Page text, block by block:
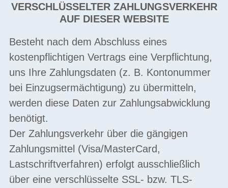
VERSCHLÜSSELTER ZAHLUNGSVERKEHR
AUF DIESER WEBSITE
Besteht nach dem Abschluss eines
kostenpflichtigen Vertrags eine Verpflichtung,
uns Ihre Zahlungsdaten (z. B. Kontonummer
bei Einzugsermächtigung) zu übermitteln,
werden diese Daten zur Zahlungsabwicklung
benötigt.
Der Zahlungsverkehr über die gängigen
Zahlungsmittel (Visa/MasterCard,
Lastschriftverfahren) erfolgt ausschließlich
über eine verschlüsselte SSL- bzw. TLS-